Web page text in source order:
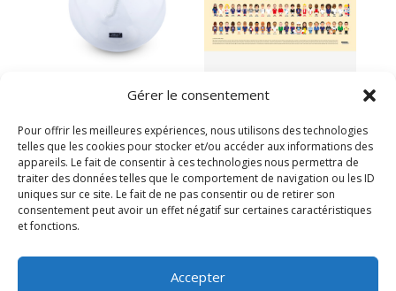
Gérer le consentement
Pour offrir les meilleures expériences, nous utilisons des technologies
telles que les cookies pour stocker et/ou accéder aux informations des
appareils. Le fait de consentir à ces technologies nous permettra de
traiter des données telles que le comportement de navigation ou les ID
uniques sur ce site. Le fait de ne pas consentir ou de retirer son
consentement peut avoir un effet négatif sur certaines caractéristiques
et fonctions.
Accepter
ronde L laiton
34,00€
En stock
Affiche vestiaire
sportifs français
39,00€
Victime de son succès